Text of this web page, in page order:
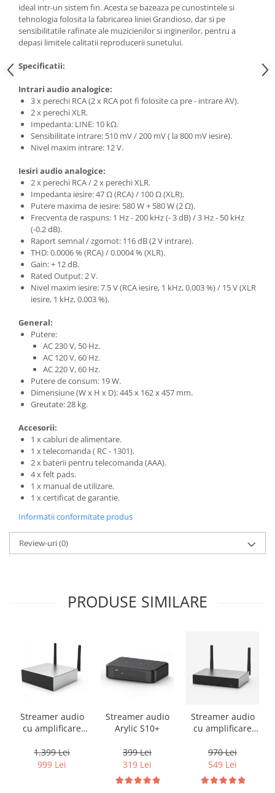
ideal intr-un sistem fin. Acesta se bazeaza pe cunostintele si
tehnologia folosita la fabricarea liniei Grandioso, dar si pe
sensibilitatile rafinate ale muzicienilor si inginerilor, pentru a
depasi limitele calitatii reproducerii sunetului.
Specificatii:
Intrari audio analogice:
3 x perechi RCA (2 x RCA pot fi folosite ca pre - intrare AV).
2 x perechi XLR.
Impedanta: LINE: 10 kΩ.
Sensibilitate intrare: 510 mV / 200 mV ( la 800 mV iesire).
Nivel maxim intrare: 12 V.
Iesiri audio analogice:
2 x perechi RCA / 2 x perechi XLR.
Impedanta iesire: 47 Ω (RCA) / 100 Ω (XLR).
Putere maxima de iesire: 580 W + 580 W (2 Ω).
Frecventa de raspuns: 1 Hz - 200 kHz (- 3 dB) / 3 Hz - 50 kHz
(-0.2 dB).
Raport semnal / zgomot: 116 dB (2 V intrare).
THD: 0.0006 % (RCA) / 0.0004 % (XLR).
Gain: + 12 dB.
Rated Output: 2 V.
Nivel maxim iesire: 7.5 V (RCA iesire, 1 kHz, 0.003 %) / 15 V (XLR
iesire, 1 kHz, 0.003 %).
General:
Putere:
AC 230 V, 50 Hz.
AC 120 V, 60 Hz.
AC 220 V, 60 Hz.
Putere de consum: 19 W.
Dimensiune (W x H x D): 445 x 162 x 457 mm.
Greutate: 28 kg.
Accesorii:
1 x cabluri de alimentare.
1 x telecomanda ( RC - 1301).
2 x baterii pentru telecomanda (AAA).
4 x felt pads.
1 x manual de utilizare.
1 x certificat de garantie.
Informatii conformitate produs
Review-uri(0)
PRODUSE SIMILARE
Streamer audio
cu amplificare
A50+, LAN /Wi-Fi
/Bluetooth,
1.399 Lei
999 Lei
Streamer audio
Arylic S10+
399 Lei
319 Lei
Streamer audio
cu amplificare
A30+, LAN /Wi-Fi
/Bluetooth,
24bit/192kHz,
Multiroom
970 Lei
549 Lei